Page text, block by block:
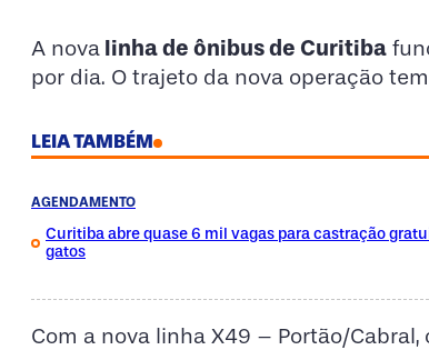
A nova linha de ônibus de Curitiba
por dia. O trajeto da nova operação
LEIA TAMBÉM
AGENDAMENTO
Curitiba abre quase 6 mil vagas para castração
gatos
Com a nova linha X49 – Portão/